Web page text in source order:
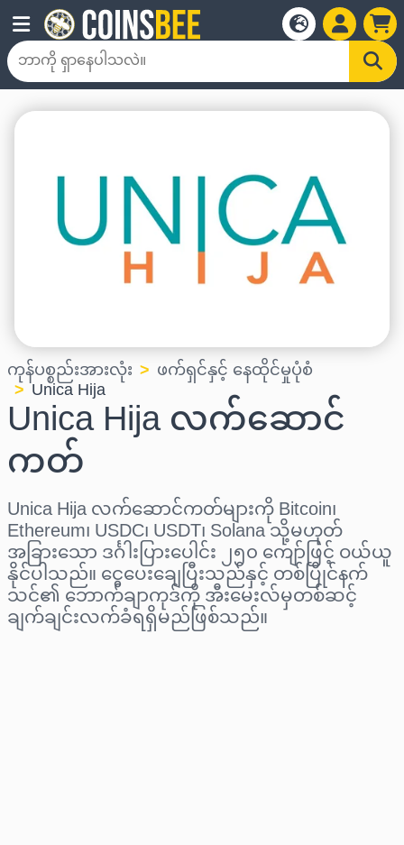
ကုန်ပစ္စည်းအားလုံး ဖက်ရှင်နှင့် နေထိုင်မှုပုံစံ
Unica Hija
Unica Hija လက်ဆောင်
ကတ်
Unica Hija လက်ဆောင်ကတ်များကို Bitcoin၊
Ethereum၊ USDC၊ USDT၊ Solana သို့မဟုတ်
အခြားသော ဒင်္ဂါးပြားပေါင်း ၂၅၀ ကျော်ဖြင့် ဝယ်ယူ
နိုင်ပါသည်။ ငွေပေးချေပြီးသည်နှင့် တစ်ပြိုင်နက်
သင်၏ ဘောက်ချာကုဒ်ကို အီးမေးလ်မှတစ်ဆင့်
ချက်ချင်းလက်ခံရရှိမည်ဖြစ်သည်။